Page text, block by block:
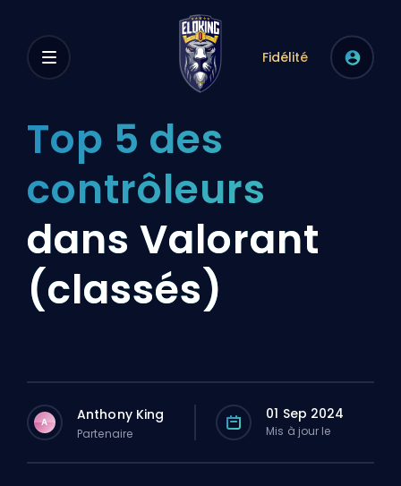
Fidélité
Top 5 des
contrôleurs
dans Valorant
(classés)
A Anthony King
Partenaire
01 Sep 2024
Mis à jour le